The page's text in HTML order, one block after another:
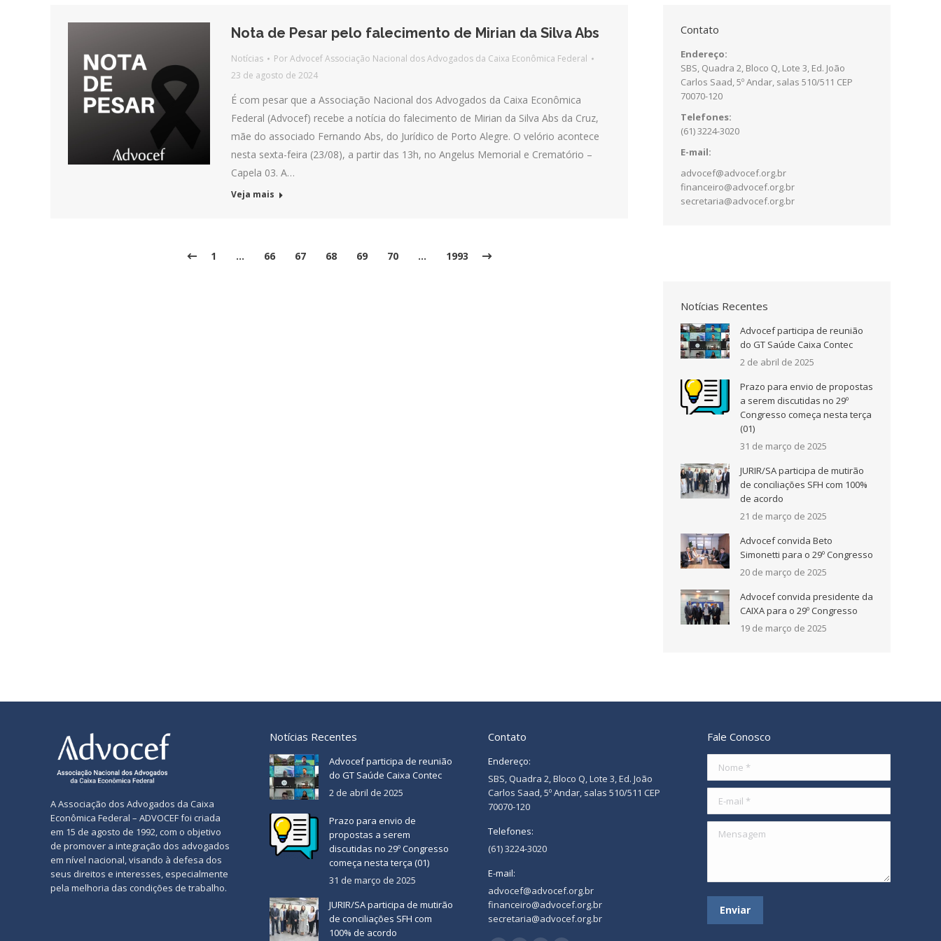
Nota de Pesar pelo falecimento de Mirian da Silva Abs
Notícias PorAdvocef Associação Nacional dos Advogados da Caixa Econômica Federal
23 de agosto de 2024
É com pesar que a Associação Nacional dos Advogados da Caixa Econômica
Federal (Advocef) recebe a notícia do falecimento de Mirian da Silva Abs da Cruz,
mãe do associado Fernando Abs, do Jurídico de Porto Alegre. O velório acontece
nesta sexta-feira (23/08), a partir das 13h, no Angelus Memorial e Crematório –
Capela 03. A…
Veja mais
1 … 66 67 68 69 70 … 1993
Contato
Endereço:
SBS, Quadra 2, Bloco Q, Lote 3, Ed. João
Carlos Saad, 5º Andar, salas 510/511 CEP
70070-120
Telefones:
(61) 3224-3020
E-mail:
advocef@advocef.org.br
financeiro@advocef.org.br
secretaria@advocef.org.br
Notícias Recentes
Advocef participa de reunião
do GT Saúde Caixa Contec
2 de abril de 2025
Prazo para envio de propostas
a serem discutidas no 29º
Congresso começa nesta terça
(01)
31 de março de 2025
JURIR/SA participa de mutirão
de conciliações SFH com 100%
de acordo
21 de março de 2025
Advocef convida Beto
Simonetti para o 29º Congresso
20 de março de 2025
Advocef convida presidente da
CAIXA para o 29º Congresso
19 de março de 2025
A Associação dos Advogados da Caixa
Econômica Federal – ADVOCEF foi criada
em 15 de agosto de 1992, com o objetivo
de promover a integração dos advogados
em nível nacional, visando à defesa dos
seus direitos e interesses, especialmente
pela melhoria das condições de trabalho.
Notícias Recentes
Advocef participa de reunião
do GT Saúde Caixa Contec
2 de abril de 2025
Prazo para envio de
propostas a serem
discutidas no 29º Congresso
começa nesta terça (01)
31 de março de 2025
JURIR/SA participa de mutirão
de conciliações SFH com
100% de acordo
Contato
Endereço:
SBS, Quadra 2, Bloco Q, Lote 3, Ed. João
Carlos Saad, 5º Andar, salas 510/511 CEP
70070-120
Telefones:
(61) 3224-3020
E-mail:
advocef@advocef.org.br
financeiro@advocef.org.br
secretaria@advocef.org.br
Fale Conosco
Mensagem
Enviar